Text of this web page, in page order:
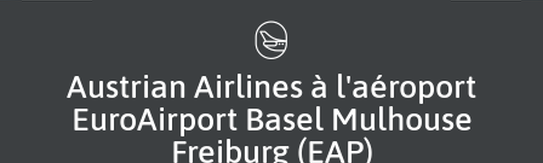
Austrian Airlines à l'aéroport
EuroAirport Basel Mulhouse
Freiburg (EAP)